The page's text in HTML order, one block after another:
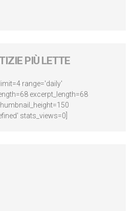
PIÙ LETTE
range='daily'
excerpt_length=68
stats_views=0]